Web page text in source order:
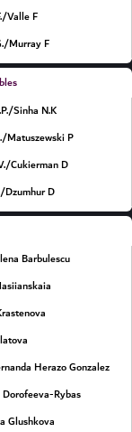
Valle F.
Murray F.
Sinha N.K.
Matuszewski P.
Cukierman D.
Dzumhur D.
Barbulescu
Herazo Gonzalez
Rybas
Glushkova